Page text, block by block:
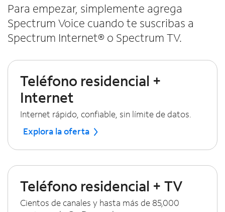
Para empezar, simplemente agrega
Spectrum Voice cuando te suscribas a
Spectrum Internet® o Spectrum TV.
Teléfono residencial +
Internet
Internet rápido, confiable, sin límite de datos.
Explora la oferta
Teléfono residencial + TV
Cientos de canales y hasta más de 85,000